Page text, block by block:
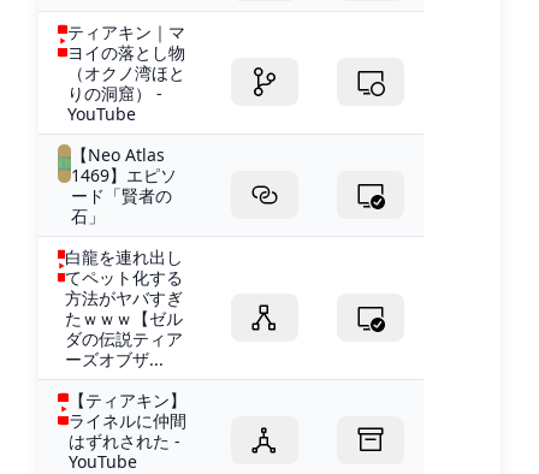
ティアキン｜マ
ヨイの落とし物
（オクノ湾ほと
りの洞窟） -
YouTube
【Neo Atlas
1469】エピソ
ード「賢者の
石」
白龍を連れ出し
てペット化する
方法がヤバすぎ
たｗｗｗ【ゼル
ダの伝説ティア
ーズオブザ...
【ティアキン】
ライネルに仲間
はずれされた -
YouTube